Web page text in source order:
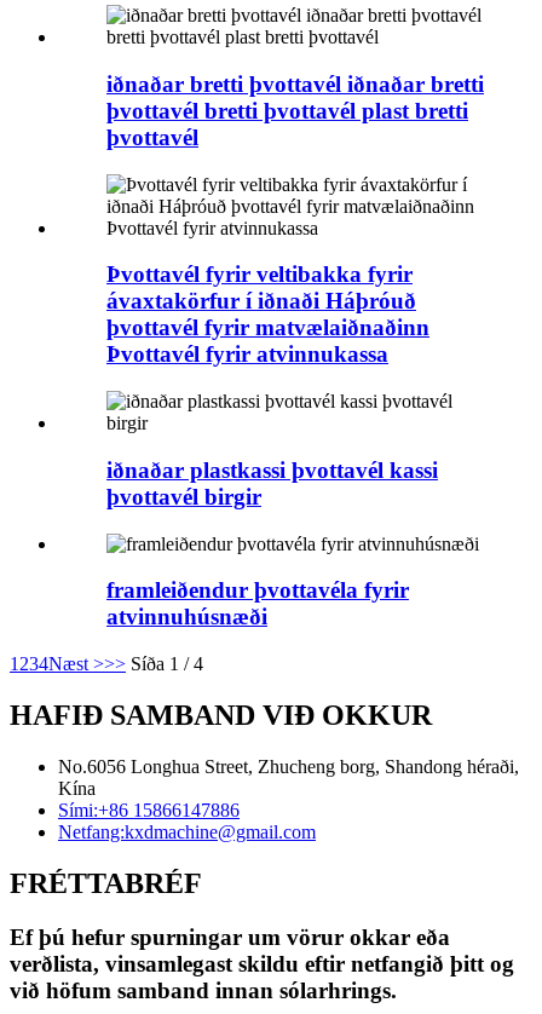
iðnaðar bretti þvottavél iðnaðar bretti
þvottavél bretti þvottavél plast bretti
þvottavél
Þvottavél fyrir veltibakka fyrir
ávaxtakörfur í iðnaði Háþróuð
þvottavél fyrir matvælaiðnaðinn
Þvottavél fyrir atvinnukassa
iðnaðar plastkassi þvottavél kassi
þvottavél birgir
framleiðendur þvottavéla fyrir
atvinnuhúsnæði
1 234Næst >>> Síða 1 / 4
HAFIÐ SAMBAND VIÐ OKKUR
No.6056 Longhua Street, Zhucheng borg, Shandong héraði,
Kína
Sími:+86 15866147886
Netfang:kxdmachine@gmail.com
FRÉTTABRÉF
Ef þú hefur spurningar um vörur okkar eða
verðlista, vinsamlegast skildu eftir netfangið þitt og
við höfum samband innan sólarhrings.